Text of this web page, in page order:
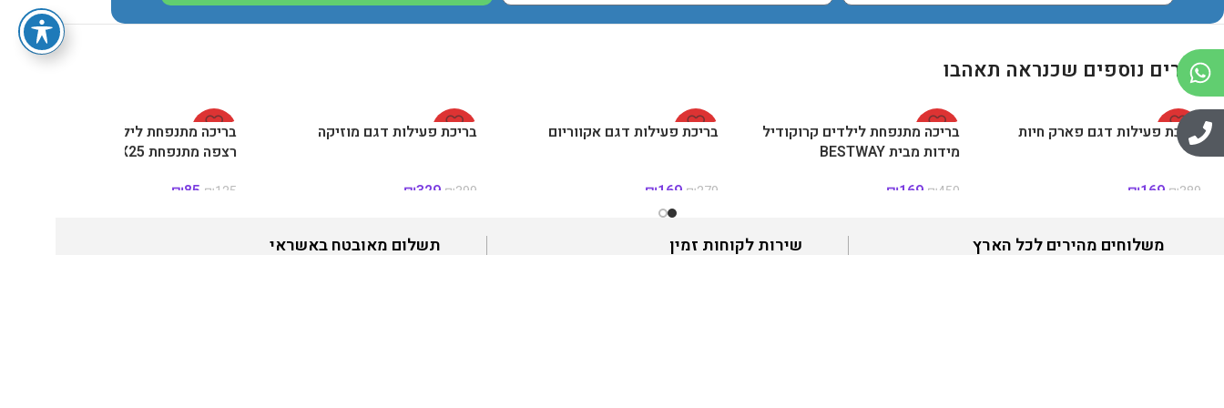
📸 התמונות להמחשה בלבד.
מוצרים נוספים שכנראה תאהבו
-57%
בריכת פעילות דגם פארק חיות
₪389
₪169
-62%
בריכה מתנפחת לילדים קרוקודיל
מידות מבית BESTWAY
₪450
₪169
-39%
בריכת פעילות דגם אקווריום
₪279
₪169
-18%
בריכת פעילות דגם מוזיקה
₪399
₪329
-32%
בריכה מתנפחת לילדים מלבנית כולל
₪125
₪85
משלוחים מהירים לכל הארץ שירות לקוחות זמין תשלום מאובטח באשראי